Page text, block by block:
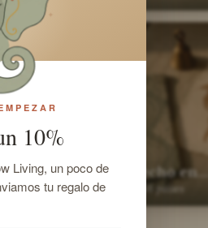
Hecho en…
de 56 países
10%
Living, un poco de
tu regalo de